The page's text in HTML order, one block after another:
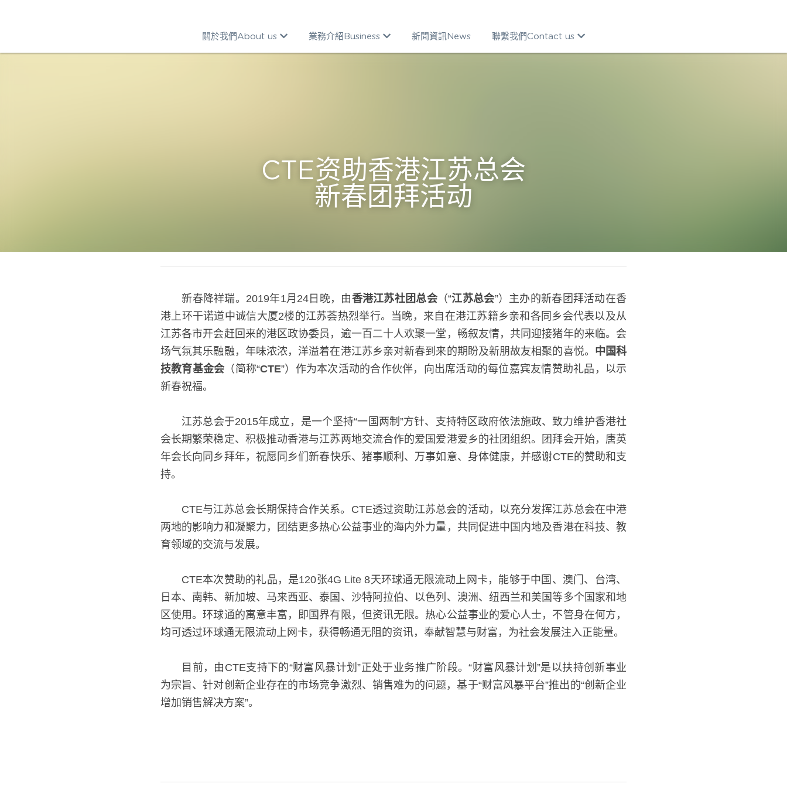
關於我們About us 業務介紹Business 新聞資訊News 聯繫我們Contact us
CTE资助香港江苏总会
新春团拜活动
新春降祥瑞。2019年1月24日晚，由 香港江苏社团总会（“江苏总会”）主办的新春团拜活动在香
港上环干诺道中诚信大厦2楼的江苏荟热烈举行。当晚，来自在港江苏籍乡亲和各同乡会代表以及从
江苏各市开会赶回来的港区政协委员，逾一百二十人欢聚一堂，畅叙友情，共同迎接猪年的来临。会
场气氛其乐融融，年味浓浓，洋溢着在港江苏乡亲对新春到来的期盼及新朋故友相聚的喜悦。
中国科
技教育基金会 （简称“ CTE”）作为本次活动的合作伙伴，向出席活动的每位嘉宾友情赞助礼品，以示
新春祝福。
江苏总会于2015年成立，是一个坚持“一国两制”方针、支持特区政府依法施政、致力维护香港社
会长期繁荣稳定、积极推动香港与江苏两地交流合作的爱国爱港爱乡的社团组织。团拜会开始，唐英
年会长向同乡拜年，祝愿同乡们新春快乐、猪事顺利、万事如意、身体健康，并感谢CTE的赞助和支
持。
CTE与江苏总会长期保持合作关系。CTE透过资助江苏总会的活动，以充分发挥江苏总会在中港
两地的影响力和凝聚力，团结更多热心公益事业的海内外力量，共同促进中国内地及香港在科技、教
育领域的交流与发展。
CTE本次赞助的礼品，是120张4G Lite 8天环球通无限流动上网卡，能够于中国、澳门、台湾、
日本、南韩、新加坡、马来西亚、泰国、沙特阿拉伯、以色列、澳洲、纽西兰和美国等多个国家和地
区使用。环球通的寓意丰富，即国界有限，但资讯无限。热心公益事业的爱心人士，不管身在何方，
均可透过环球通无限流动上网卡，获得畅通无阻的资讯，奉献智慧与财富，为社会发展注入正能量。
目前，由CTE支持下的“财富风暴计划”正处于业务推广阶段。“财富风暴计划”是以扶持创新事业为
宗旨、针对创新企业存在的市场竞争激烈、销售难为的问题，基于“财富风暴平台”推出的“创新企业增
加销售解决方案”。